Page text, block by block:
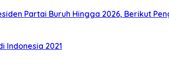
Partai Buruh Hingga 2026, Berikut
Indonesia 2021